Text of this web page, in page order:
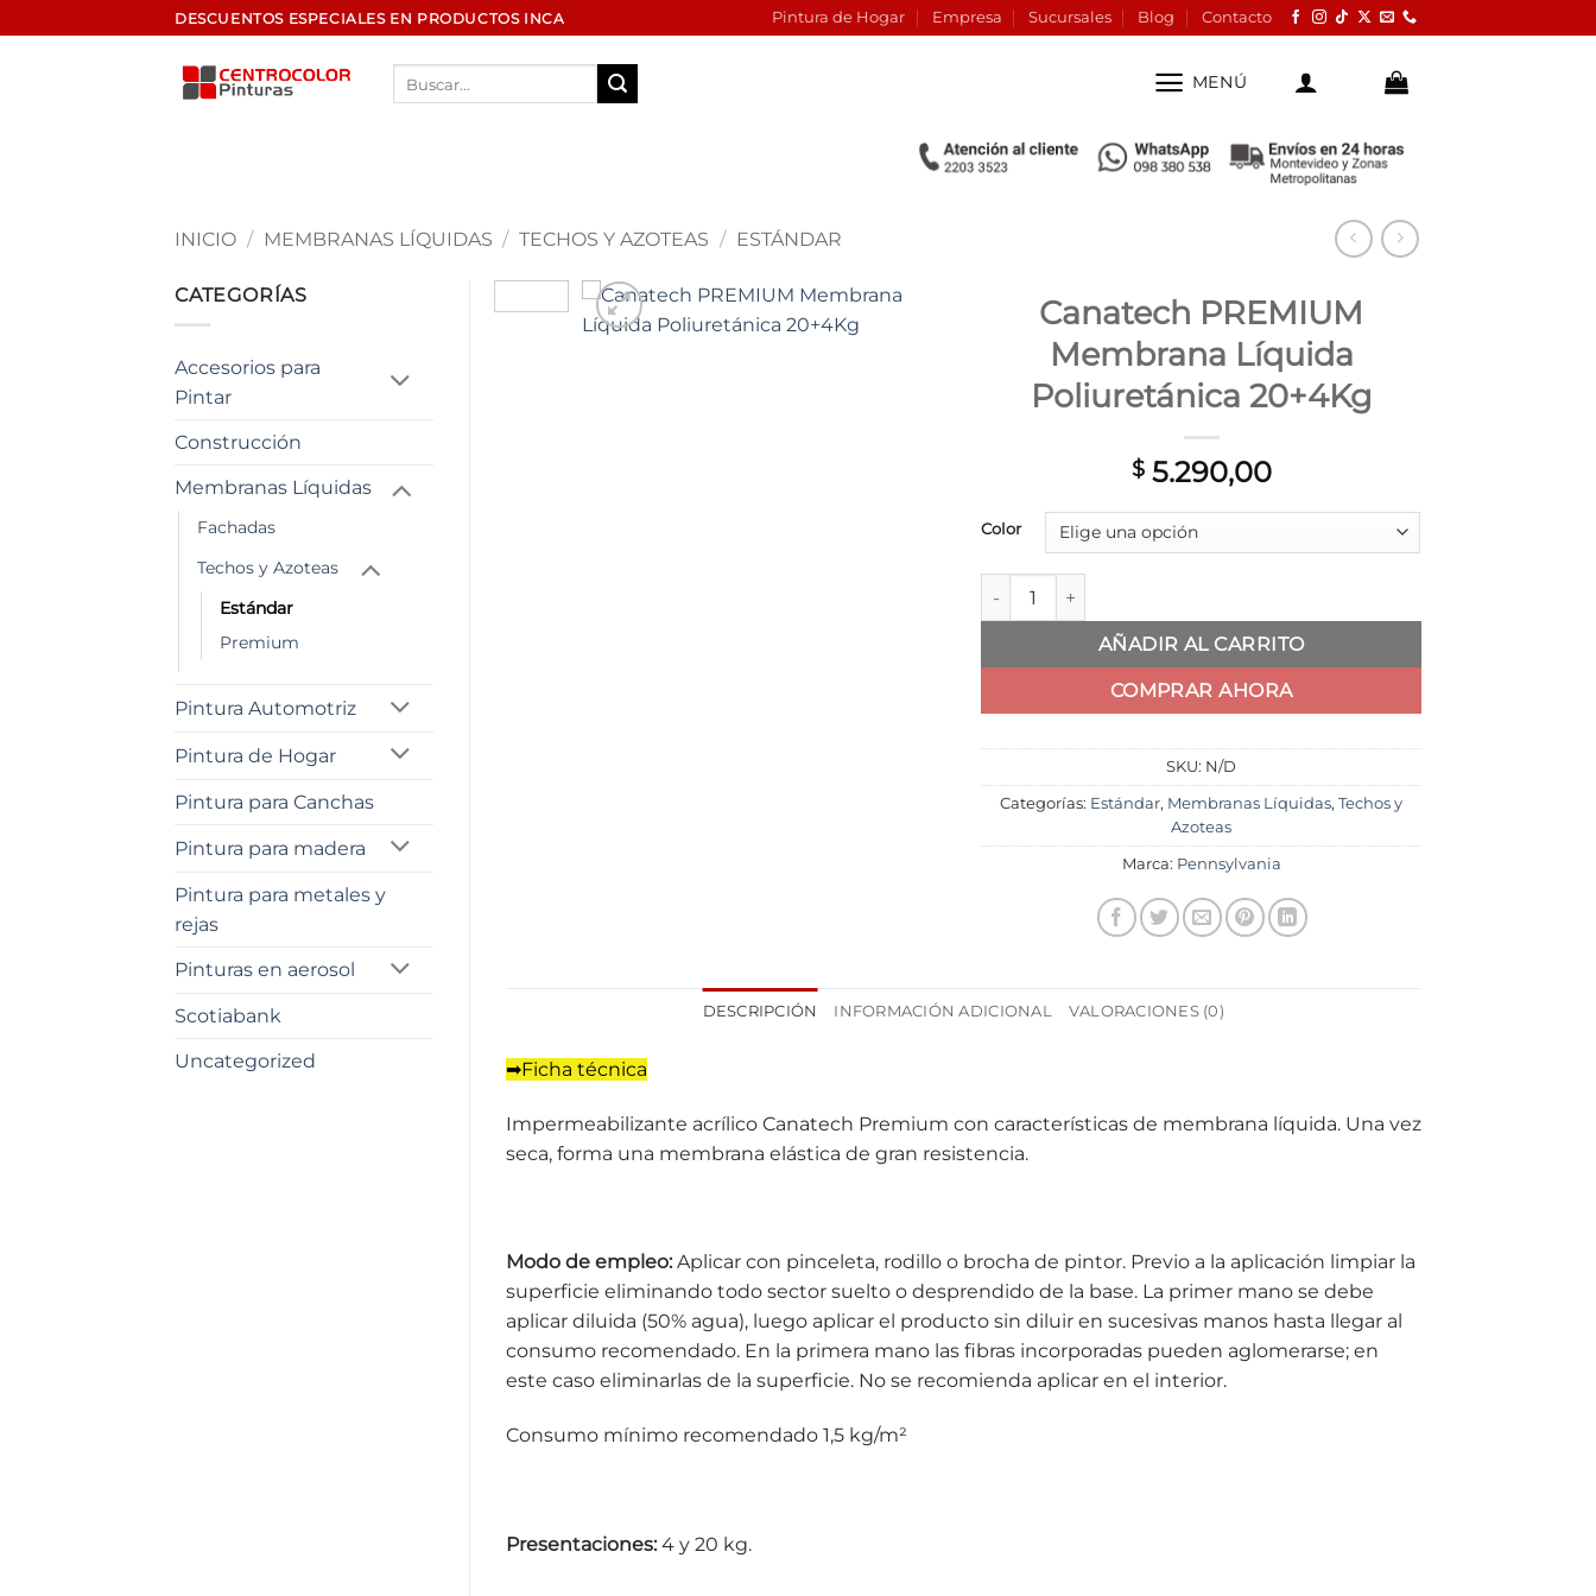
al
DESCUENTOS ESPECIALES EN PRODUCTOS INCA Pintura de Hogar Empresa Sucursales Blog Contacto
MENÚ
INICIO / MEMBRANAS LÍQUIDAS / TECHOS Y AZOTEAS / ESTÁNDAR
CATEGORÍAS
Accesorios para
Pintar
Construcción
Membranas Líquidas
Fachadas
Techos y Azoteas
Estándar
Premium
Pintura Automotriz
Pintura de Hogar
Pintura para Canchas
Pintura para madera
Pintura para metales y
rejas
Pinturas en aerosol
Scotiabank
Uncategorized
Canatech PREMIUM
Membrana Líquida
Poliuretánica 20+4Kg
$5.290,00
Color
Canatech PREMIUM Membrana Líquida Poliuretánica 20+4Kg cantidad
AÑADIR AL CARRITO
COMPRAR AHORA
SKU: N/D
Categorías: Estándar, Membranas Líquidas,Techos y
Azoteas
Marca: Pennsylvania
DESCRIPCIÓN INFORMACIÓN ADICIONAL VALORACIONES (0)
➡Ficha técnica
Impermeabilizante acrílico Canatech Premium con características de membrana líquida. Una vez
seca, forma una membrana elástica de gran resistencia.
Modo de empleo: Aplicar con pinceleta, rodillo o brocha de pintor. Previo a la aplicación limpiar la
superficie eliminando todo sector suelto o desprendido de la base. La primer mano se debe
aplicar diluida (50% agua), luego aplicar el producto sin diluir en sucesivas manos hasta llegar al
consumo recomendado. En la primera mano las fibras incorporadas pueden aglomerarse; en
este caso eliminarlas de la superficie. No se recomienda aplicar en el interior.
Consumo mínimo recomendado 1,5 kg/m²
Presentaciones:4 y 20 kg.